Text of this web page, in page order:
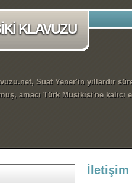
KLAVUZU
Suat Yener'in yıllardır
amacı Türk Musikisi'ne kalıcı